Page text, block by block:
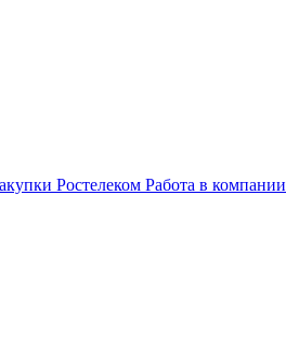
Ростелеком Работа в компании